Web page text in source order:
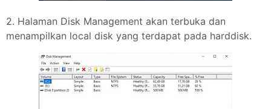
2. Halaman Disk Management akan terbuka dan
menampilkan local disk yang terdapat pada harddisk.